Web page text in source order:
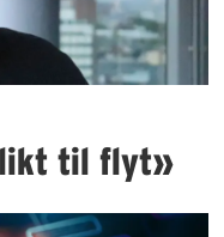
til flyt»